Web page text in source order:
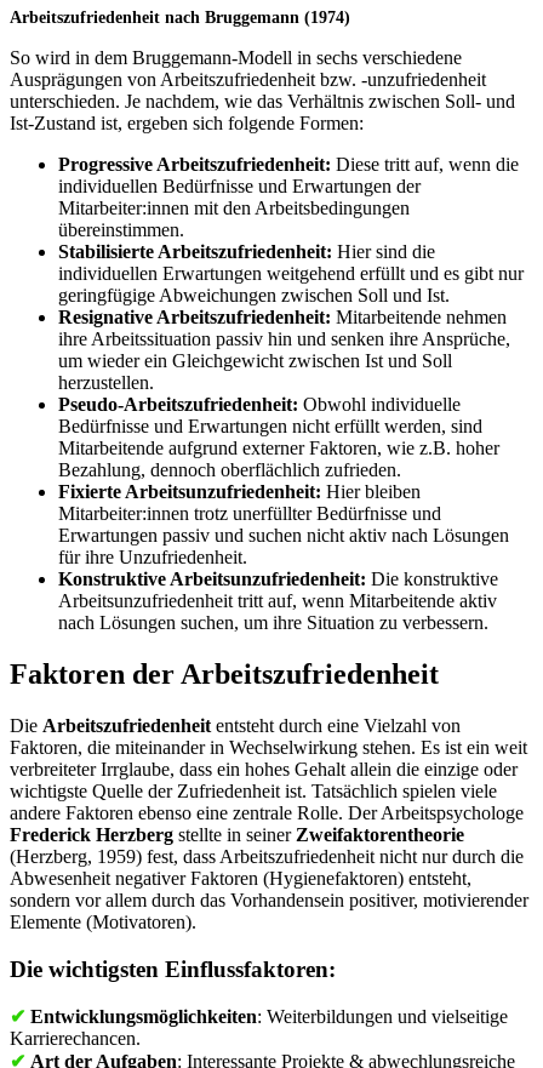
Arbeitszufriedenheit nach Bruggemann (1974)
So wird in dem Bruggemann-Modell in sechs verschiedene
Ausprägungen von Arbeitszufriedenheit bzw. -unzufriedenheit
unterschieden. Je nachdem, wie das Verhältnis zwischen Soll- und
Ist-Zustand ist, ergeben sich folgende Formen:
Progressive Arbeitszufriedenheit: Diese tritt auf, wenn die
individuellen Bedürfnisse und Erwartungen der
Mitarbeiter:innen mit den Arbeitsbedingungen
übereinstimmen.
Stabilisierte Arbeitszufriedenheit: Hier sind die
individuellen Erwartungen weitgehend erfüllt und es gibt nur
geringfügige Abweichungen zwischen Soll und Ist.
Resignative Arbeitszufriedenheit: Mitarbeitende nehmen
ihre Arbeitssituation passiv hin und senken ihre Ansprüche,
um wieder ein Gleichgewicht zwischen Ist und Soll
herzustellen.
Pseudo-Arbeitszufriedenheit: Obwohl individuelle
Bedürfnisse und Erwartungen nicht erfüllt werden, sind
Mitarbeitende aufgrund externer Faktoren, wie z.B. hoher
Bezahlung, dennoch oberflächlich zufrieden.
Fixierte Arbeitsunzufriedenheit: Hier bleiben
Mitarbeiter:innen trotz unerfüllter Bedürfnisse und
Erwartungen passiv und suchen nicht aktiv nach Lösungen
für ihre Unzufriedenheit.
Konstruktive Arbeitsunzufriedenheit: Die konstruktive
Arbeitsunzufriedenheit tritt auf, wenn Mitarbeitende aktiv
nach Lösungen suchen, um ihre Situation zu verbessern.
Faktoren der Arbeitszufriedenheit
Die Arbeitszufriedenheit entsteht durch eine Vielzahl von
Faktoren, die miteinander in Wechselwirkung stehen. Es ist ein weit
verbreiteter Irrglaube, dass ein hohes Gehalt allein die einzige oder
wichtigste Quelle der Zufriedenheit ist. Tatsächlich spielen viele
andere Faktoren ebenso eine zentrale Rolle. Der Arbeitspsychologe
Frederick Herzberg stellte in seiner Zweifaktorentheorie
(Herzberg, 1959) fest, dass Arbeitszufriedenheit nicht nur durch die
Abwesenheit negativer Faktoren (Hygienefaktoren) entsteht,
sondern vor allem durch das Vorhandensein positiver, motivierender
Elemente (Motivatoren).
Die wichtigsten Einflussfaktoren:
✔ Entwicklungsmöglichkeiten: Weiterbildungen und vielseitige
Karrierechancen.
✔ Art der Aufgaben: Interessante Projekte & abwechlungsreiche